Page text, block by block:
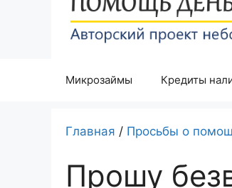
Микрозаймы Кредиты
Главная / Просьбы о
Прошу